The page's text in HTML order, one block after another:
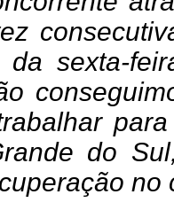
da sexta-
do
no